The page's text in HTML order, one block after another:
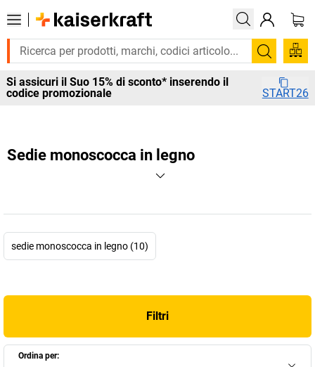
Cerca
Si assicuri il Suo 15% di sconto* inserendo il
codice promozionale
START26
Sedie monoscocca in legno
sedie monoscocca in legno (10)
Filtri
Ordina per: